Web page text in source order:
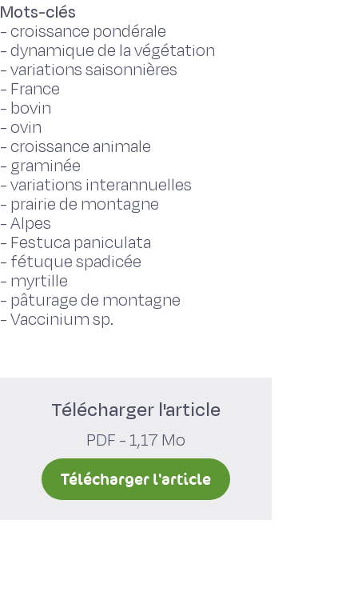
Mots-clés
-croissance pondérale
-dynamique de la végétation
-variations saisonnières
- France
- bovin
-ovin
-croissance animale
- graminée
-variations interannuelles
- prairie de montagne
-Alpes
- Festuca paniculata
- fétuque spadicée
- myrtille
- pâturage de montagne
-Vaccinium sp.
Télécharger l'article
PDF - 1,17 Mo
Télécharger l'article